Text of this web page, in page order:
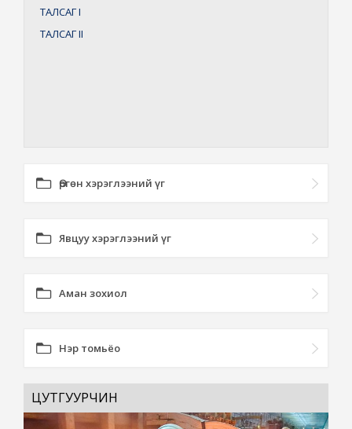
ТАЛСАГI
ТАЛСАГII
Өргөн хэрэглээний үг
Явцуу хэрэглээний үг
Аман зохиол
Нэр томьёо
ЦУТГУУРЧИН